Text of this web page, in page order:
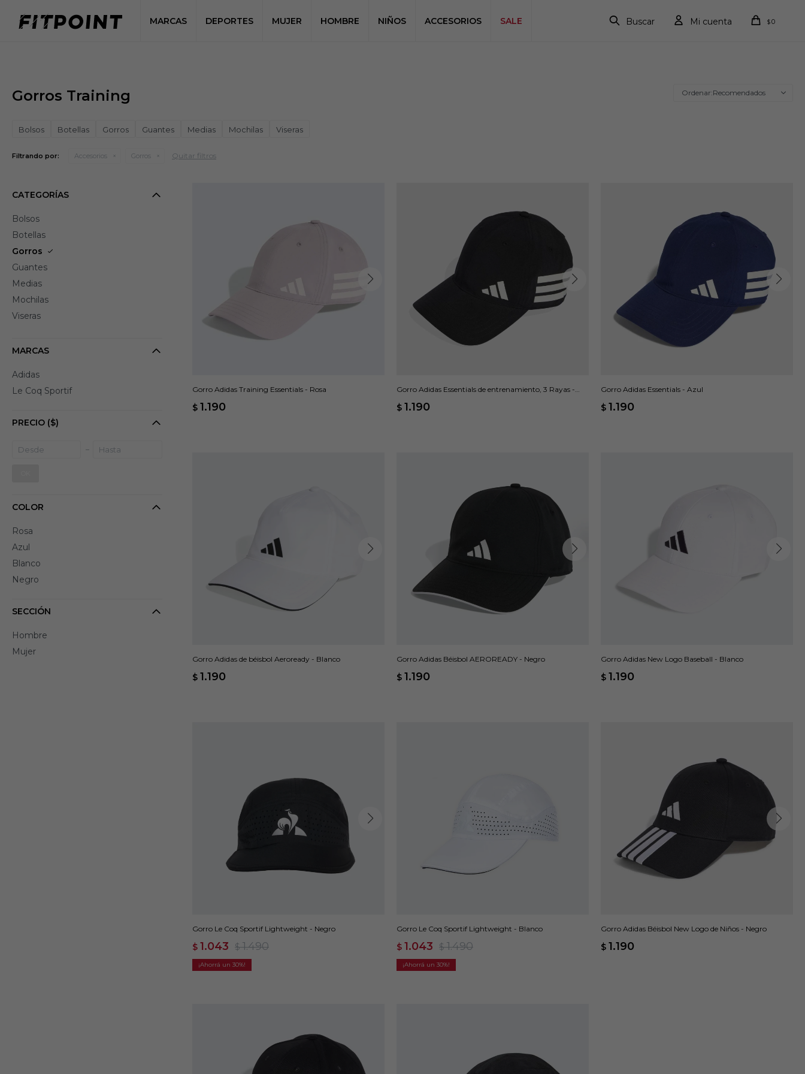
MARCAS DEPORTES MUJER HOMBRE NIÑOS ACCESORIOS SALE $0
Gorros Training Recomendados
Bolsos Botellas Gorros Guantes Medias Mochilas Viseras
Filtrando por: Accesorios Gorros Quitar filtros
Gorro Adidas Training Essentials - Rosa
$ 1.190
Gorro Adidas Essentials de entrenamiento, 3 Rayas -
$ 1.190
Gorro Adidas Essentials - Azul
$ 1.190
Gorro Adidas de béisbol Aeroready - Blanco
$ 1.190
Gorro Adidas Béisbol AEROREADY - Negro
$ 1.190
Gorro Adidas New Logo Baseball - Blanco
$ 1.190
Gorro Le Coq Sportif Lightweight - Negro
$ 1.043 $ 1.490
30
Gorro Le Coq Sportif Lightweight - Blanco
$ 1.043 $ 1.490
30
Gorro Adidas Béisbol New Logo de Niños - Negro
$ 1.190
CATEGORÍAS
Bolsos
Botellas
Gorros
Guantes
Medias
Mochilas
Viseras
MARCAS
Adidas
Le Coq Sportif
PRECIO ($)
COLOR
Rosa
Azul
Blanco
Negro
SECCIÓN
Hombre
Mujer